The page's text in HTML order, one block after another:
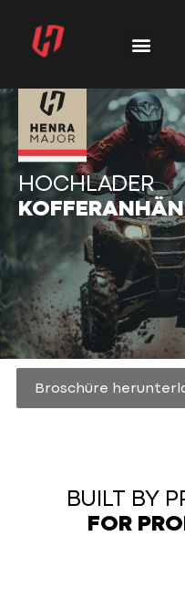
HOCHLADER
Broschüre
BUILT BY
FOR